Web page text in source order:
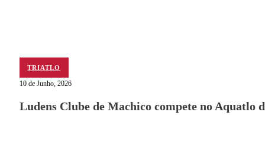
TRIATLO
10 de Junho, 2026
Ludens Clube de Machico compete no Aquatlo